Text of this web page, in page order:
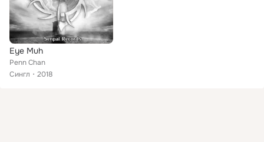
Eye Muh
Penn Chan
Сингл
2018